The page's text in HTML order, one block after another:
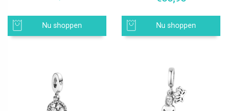
Nu shoppen Nu shoppen